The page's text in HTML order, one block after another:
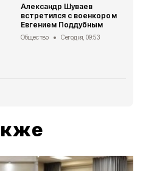
Александр Шуваев
встретился с военкором
Евгением Поддубным
Общество Сегодня, 09:53